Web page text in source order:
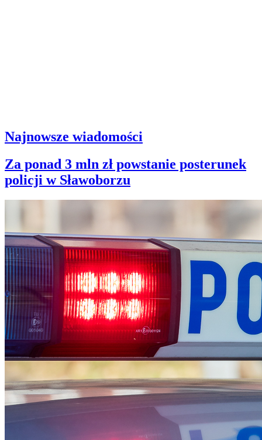
Najnowsze wiadomości
Za ponad 3 mln zł powstanie posterunek
policji w Sławoborzu